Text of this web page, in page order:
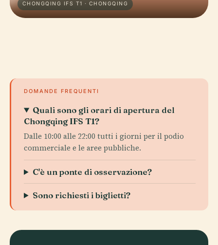
CHONGQING IFS T1 · CHONGQING
DOMANDE FREQUENTI
Quali sono gli orari di apertura del
Chongqing IFS T1?
Dalle 10:00 alle 22:00 tutti i giorni per il podio
commerciale e le aree pubbliche.
C'è un ponte di osservazione?
Sono richiesti i biglietti?